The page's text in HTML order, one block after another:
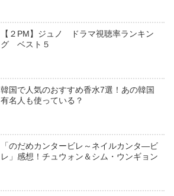
【２PM】ジュノ ドラマ視聴率ランキン
グ ベスト５
韓国で人気のおすすめ香水7選！あの韓国
有名人も使っている？
「のだめカンタービレ～ネイルカンタ―ビ
レ」感想！チュウォン＆シム・ウンギョン